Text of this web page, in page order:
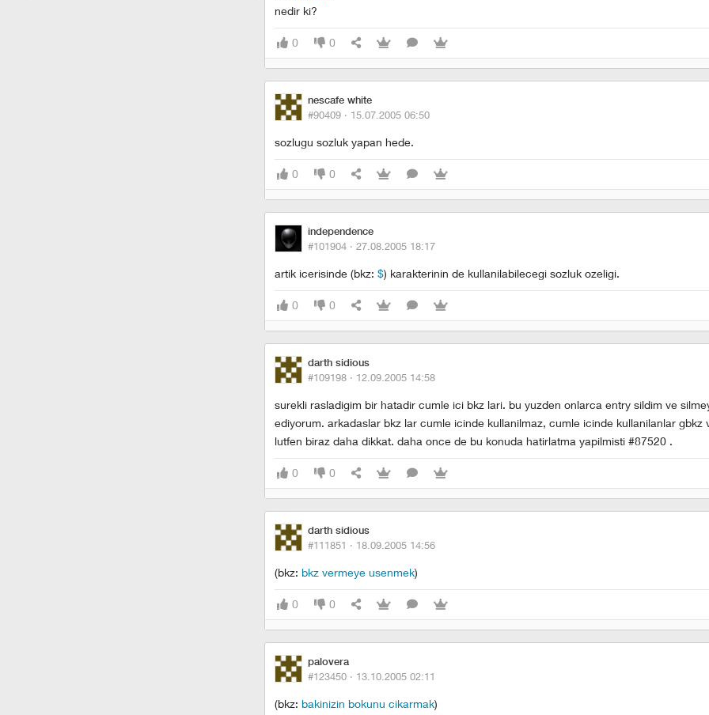
nedir ki?
0 0
nescafe white
#90409 · 15.07.2005 06:50
sozlugu sozluk yapan hede.
0 0
independence
#101904 · 27.08.2005 18:17
artik icerisinde (bkz: $) karakterinin de kullanilabilecegi sozluk ozeligi.
0 0
darth sidious
#109198 · 12.09.2005 14:58
surekli rasladigim bir hatadir cumle ici bkz lari. bu yuzden onlarca entry sildim ve
ediyorum. arkadaslar bkz lar cumle icinde kullanilmaz, cumle icinde kullanilanlar gbkz
lutfen biraz daha dikkat. daha once de bu konuda hatirlatma yapilmisti #87520 .
0 0
darth sidious
#111851 · 18.09.2005 14:56
(bkz: bkz vermeye usenmek)
0 0
palovera
#123450 · 13.10.2005 02:11
(bkz: bakinizin bokunu cikarmak)